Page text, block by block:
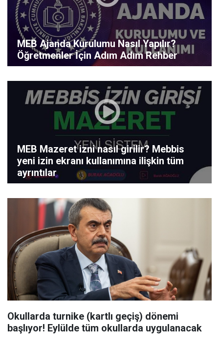
MEB Ajanda Kurulumu Nasıl Yapılır?
Öğretmenler İçin Adım Adım Rehber
MEB Mazeret izni nasıl girilir? Mebbis
yeni izin ekranı kullanımına ilişkin tüm
ayrıntılar
Okullarda turnike (kartlı geçiş) dönemi
başlıyor! Eylülde tüm okullarda uygulanacak